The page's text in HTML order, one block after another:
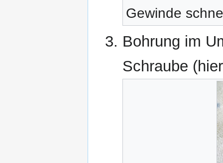
Gewinde
Bohrung im
Schraube